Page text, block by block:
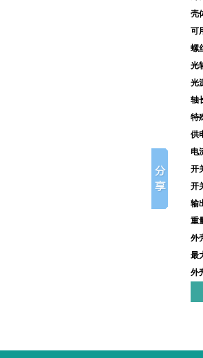
壳
可
螺
光
光
轴
特
供
电
开
开
输
重
外
最
外